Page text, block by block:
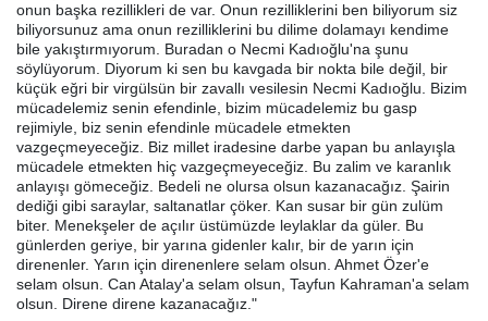
onun başka rezillikleri de var. Onun rezilliklerini ben biliyorum siz
biliyorsunuz ama onun rezilliklerini bu dilime dolamayı kendime
bile yakıştırmıyorum. Buradan o Necmi Kadıoğlu'na şunu
söylüyorum. Diyorum ki sen bu kavgada bir nokta bile değil, bir
küçük eğri bir virgülsün bir zavallı vesilesin Necmi Kadıoğlu. Bizim
mücadelemiz senin efendinle, bizim mücadelemiz bu gasp
rejimiyle, biz senin efendinle mücadele etmekten
vazgeçmeyeceğiz. Biz millet iradesine darbe yapan bu anlayışla
mücadele etmekten hiç vazgeçmeyeceğiz. Bu zalim ve karanlık
anlayışı gömeceğiz. Bedeli ne olursa olsun kazanacağız. Şairin
dediği gibi saraylar, saltanatlar çöker. Kan susar bir gün zulüm
biter. Menekşeler de açılır üstümüzde leylaklar da güler. Bu
günlerden geriye, bir yarına gidenler kalır, bir de yarın için
direnenler. Yarın için direnenlere selam olsun. Ahmet Özer'e
selam olsun. Can Atalay'a selam olsun, Tayfun Kahraman'a selam
olsun. Direne direne kazanacağız."